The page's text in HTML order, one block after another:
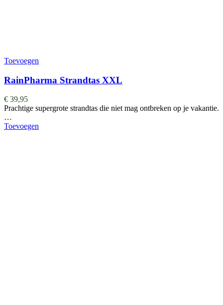
Toevoegen
RainPharma Strandtas XXL
€ 39,95
Prachtige supergrote strandtas die niet mag ontbreken op je vakantie.
…
Toevoegen